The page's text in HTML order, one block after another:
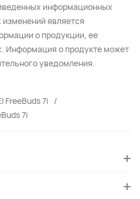
информационных
является
о продукции, ее
Информация о продукте может
уведомления.
FreeBuds 7i
7i